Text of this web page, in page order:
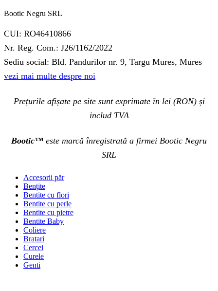
Bootic Negru SRL
CUI: RO46410866
Nr. Reg. Com.: J26/1162/2022
Sediu social: Bld. Pandurilor nr. 9, Targu Mures, Mures
vezi mai multe despre noi
Prețurile afișate pe site sunt exprimate în lei (RON) și
includ TVA
Bootic™ este marcă înregistrată a firmei Bootic Negru
SRL
Accesorii păr
Bențite
Bentite cu flori
Bentite cu perle
Bentite cu pietre
Bentite Baby
Coliere
Bratari
Cercei
Curele
Genti